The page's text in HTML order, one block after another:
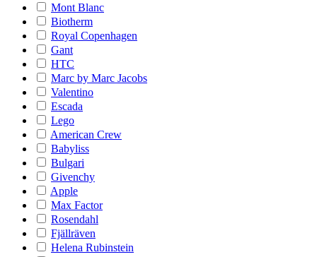
Mont Blanc
Biotherm
Royal Copenhagen
Gant
HTC
Marc by Marc Jacobs
Valentino
Escada
Lego
American Crew
Babyliss
Bulgari
Givenchy
Apple
Max Factor
Rosendahl
Fjällräven
Helena Rubinstein